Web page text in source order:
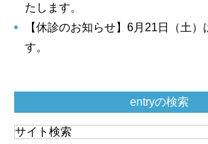
たします。
【休診のお知らせ】6月21日（土）
す。
entryの検索